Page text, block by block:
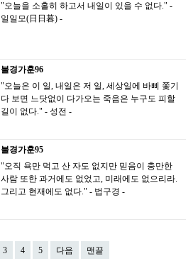
"오늘을 소홀히 하고서 내일이 있을 수 없다." -
일일모(日日暮) -
불경가훈96
"오늘은 이 일, 내일은 저 일, 세상일에 바삐 쫓기
다 보면 느닷없이 다가오는 죽음은 누구도 피할
길이 없다." - 성전 -
불경가훈95
"오직 욕만 먹고 산 자도 없지만 믿음이 충만한
사람 또한 과거에도 없었고, 미래에도 없으리라.
그리고 현재에도 없다." - 법구경 -
3 4 5 다음 맨끝